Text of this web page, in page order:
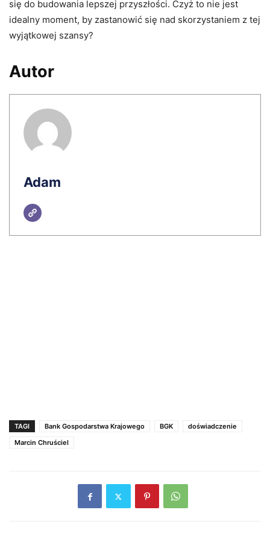
się do budowania lepszej przyszłości. Czyż to nie jest
idealny moment, by zastanowić się nad skorzystaniem z tej
wyjątkowej szansy?
Autor
Adam
TAGI Bank Gospodarstwa Krajowego BGK
doświadczenie
Marcin Chruściel